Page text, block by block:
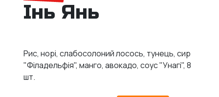
Інь Янь
Рис, норі, слабосолоний лосось, тунець, сир
"Філадельфія", манго, авокадо, соус "Унагі", 8
шт.